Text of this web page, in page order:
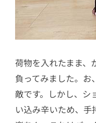
荷物を入れたまま、
負ってみました。お
敵です。しかし、シ
い込み辛いため、